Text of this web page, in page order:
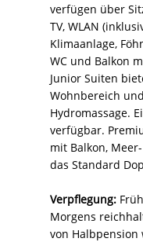
verfügen über
TV, WLAN
Klimaanlage,
WC und Balkon
Junior Suiten
Wohnbereich
Hydromassage.
verfügbar.
mit Balkon,
das Standard
Verpflegung:
Morgens
von